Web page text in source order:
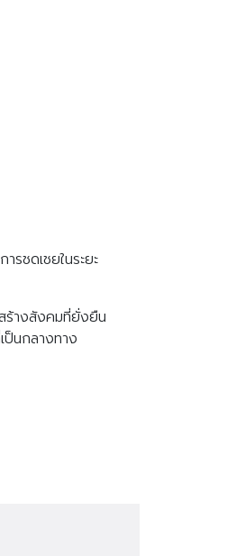
ชดเชยในระยะ
ร้างสังคมที่ยั่งยืน
ป็นกลางทาง